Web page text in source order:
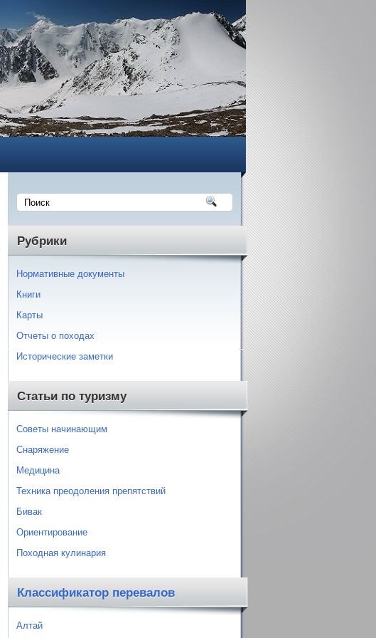
Рубрики
Нормативные документы
Книги
Карты
Отчеты о походах
Исторические заметки
Статьи по туризму
Советы начинающим
Снаряжение
Медицина
Техника преодоления препятствий
Бивак
Ориентирование
Походная кулинария
Классификатор перевалов
Алтай